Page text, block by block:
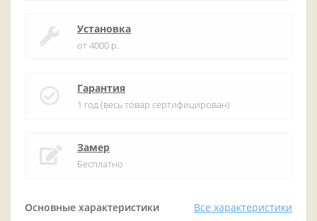
Основные характеристики Все характеристики
Установка
от 4000 р.
Гарантия
1 год (весь товар сертифицирован)
Замер
Бесплатно